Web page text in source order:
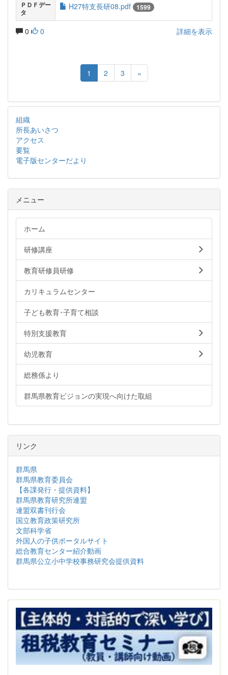
ＰＤＦデー
タ
H27特支長研08.pdf 1599
0 0 詳細を表示
1 2 3 »
組織
所長あいさつ
アクセス
要覧
電子版センターだより
メニュー
ホーム
研修講座
教育研修員研修
カリキュラムセンター
子ども教育･子育て相談
特別支援教育
幼児教育
総務係より
群馬県教育ビジョンの実現へ向けた取組
リンク
群馬県
群馬県教育委員会
【各課発行・提供資料】
群馬県教育研究所連盟
連盟双書刊行会
国立教育政策研究所
文部科学省
外国人の子供ポータルサイト
総合教育センター紹介動画
群馬県公立小中学校事務研究会提供資料